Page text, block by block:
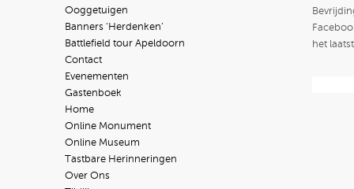
Ooggetuigen
Banners ‘Herdenken’
Battlefield tour Apeldoorn
Contact
Evenementen
Gastenboek
Home
Online Monument
Online Museum
Tastbare Herinneringen
Over Ons
het